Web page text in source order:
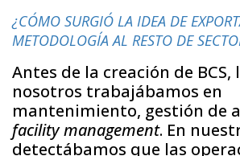
¿CÓMO SURGIÓ LA IDEA DE
METODOLOGÍA AL RESTO DE
Antes de la creación de
nosotros trabajábamos en
mantenimiento, gestión de
facility management. En
detectábamos que las